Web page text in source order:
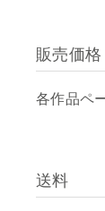
販売価格
各作品ペ
送料